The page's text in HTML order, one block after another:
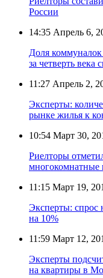
России
14:35 Апрель 6,
Доля
за четверть века
11:27 Апрель 2,
Эксперты:
рынке жилья к
10:54 Март 30,
Риелторы
многокомнатные
11:15 Март 19,
Эксперты: спрос
на 10%
11:59 Март 12,
Эксперты
на квартиры в